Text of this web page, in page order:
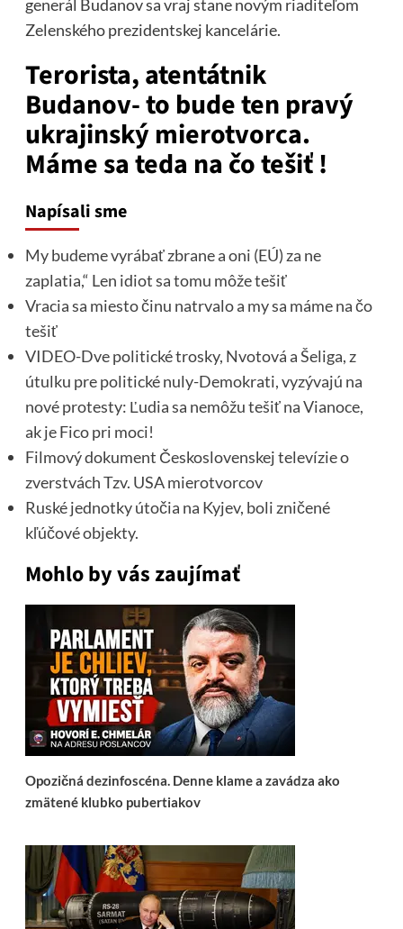
generál Budanov sa vraj stane novým riaditeľom
Zelenského prezidentskej kancelárie.
Terorista, atentátnik
Budanov- to bude ten pravý
ukrajinský mierotvorca.
Máme sa teda na čo tešiť !
Napísali sme
My budeme vyrábať zbrane a oni (EÚ) za ne
zaplatia,“ Len idiot sa tomu môže tešiť
Vracia sa miesto činu natrvalo a my sa máme na čo
tešiť
VIDEO-Dve politické trosky, Nvotová a Šeliga, z
útulku pre politické nuly-Demokrati, vyzývajú na
nové protesty: Ľudia sa nemôžu tešiť na Vianoce,
ak je Fico pri moci!
Filmový dokument Československej televízie o
zverstvách Tzv. USA mierotvorcov
Ruské jednotky útočia na Kyjev, boli zničené
kľúčové objekty.
Mohlo by vás zaujímať
Opozičná dezinfoscéna. Denne klame a zavádza ako
zmätené klubko pubertiakov